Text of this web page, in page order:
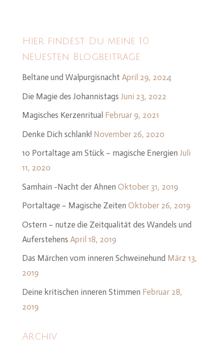
Hier findest Du meine 10
neuesten Blogbeiträge
Beltane und Walpurgisnacht April 29, 2024
Die Magie des Johannistags Juni 23, 2022
Magisches Kerzenritual Februar 9, 2021
Denke Dich schlank! November 26, 2020
10 Portaltage am Stück – magische Energien Juli
11, 2020
Samhain -Nacht der Ahnen Oktober 31, 2019
Portaltage – Magische Zeiten Oktober 26, 2019
Ostern – nutze die Zeitqualität des Wandels und
Auferstehens April 18, 2019
Das Märchen vom inneren Schweinehund März 13,
2019
Deine kritischen inneren Stimmen Februar 28,
2019
Archiv